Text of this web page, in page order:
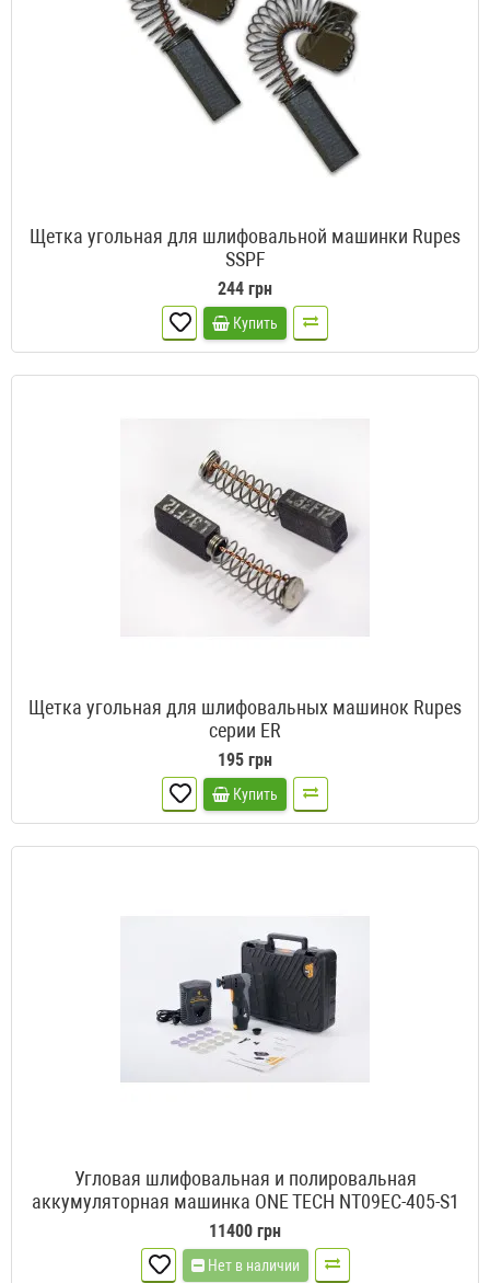
Щетка угольная для шлифовальной машинки Rupes
SSPF
244 грн
Купить
Щетка угольная для шлифовальных машинок Rupes
серии ER
195 грн
Купить
Угловая шлифовальная и полировальная
аккумуляторная машинка ONE TECH NT09EC-405-S1
11400 грн
Нет в наличии